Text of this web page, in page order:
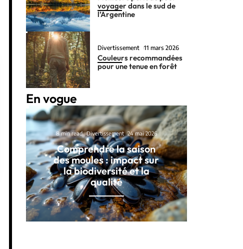
voyager dans le sud de
l’Argentine
Divertissement 11 mars 2026
Couleurs recommandées
pour une tenue en forêt
En vogue
8 min read Divertissement 24 mai 2026
Comprendre la saison
des moules : impact sur
la biodiversité et la
qualité